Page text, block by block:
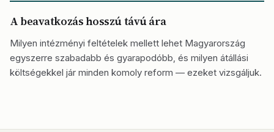
A beavatkozás hosszú távú ára
Milyen intézményi feltételek mellett lehet Magyarország
egyszerre szabadabb és gyarapodóbb, és milyen átállási
költségekkel jár minden komoly reform — ezeket vizsgáljuk.